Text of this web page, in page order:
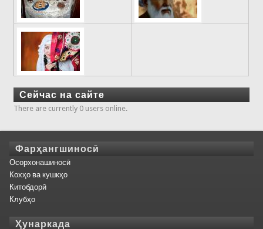
Сейчас на сайте
There are currently 0 users online.
Фарҳангшиносӣ
Осорхонашиносӣ
Кохҳо ва кушкҳо
Китобдорӣ
Клубҳо
Ҳунаркада